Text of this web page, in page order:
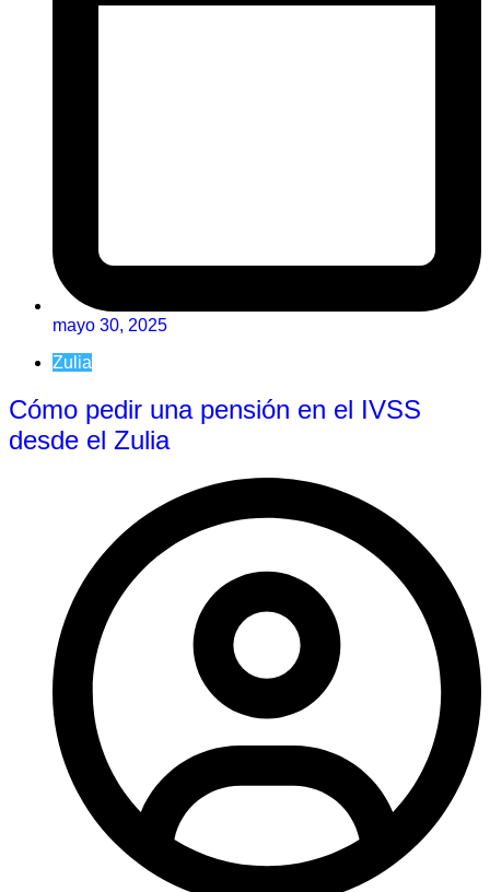
mayo 30, 2025
Zulia
Cómo pedir una pensión en el IVSS
desde el Zulia